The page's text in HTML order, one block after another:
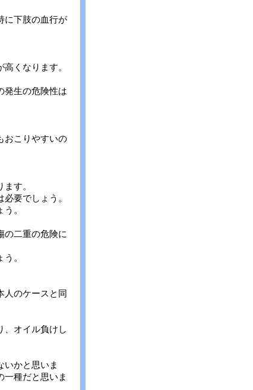
に下肢の血行が
くなります。
発生の危険性は
おこりやすいの
す。
要でしょう。
。
の二重の危険に
。
人のケースと同
、オイル負けし
いかと思いま
一種だと思いま